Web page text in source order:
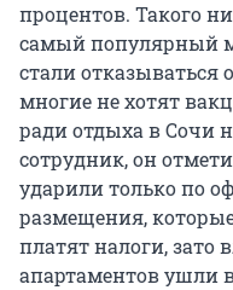
процентов. Такого
самый популярный
стали отказываться
многие не хотят
ради отдыха в Сочи
сотрудник, он
ударили только по
размещения,
платят налоги, зато
апартаментов ушли